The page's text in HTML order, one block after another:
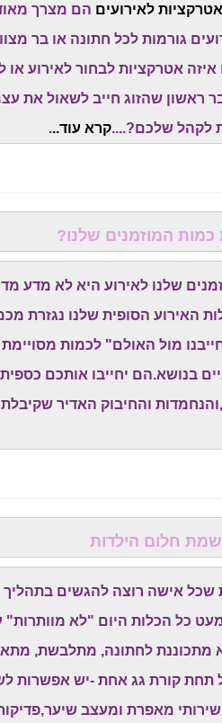
אטרקציות לאירועים הם מצרך
גורמות לכל חתונה או בר
איזה אטרקציות לבחור לאירוע
ראשון שהזוג חייב לשאול את
לקהל שלכם?....קרא עוד...
כמות המוזמנים שלנו?
שלנו לאירוע היא לא מדע
האירוע הסופית שלנו נגזרת
מול האולם" לכמות
בנושא.הם יחייבו אותכם
והחיבוק האדיר
חלום הילדות
אישה רוצה להגשים בתהליך
כל הכלות היום "לא מוותרות"
לחתונה, מתלבשת,
תחת קורת גג אחת -יש אפשרות
מאפרת ומעצב